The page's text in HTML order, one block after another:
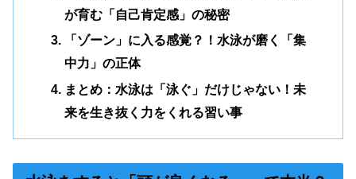
が育む「自己肯定感」の秘密
「ゾーン」に入る感覚？！水泳が磨く「集
中力」の正体
まとめ：水泳は「泳ぐ」だけじゃない！未
来を生き抜く力をくれる習い事